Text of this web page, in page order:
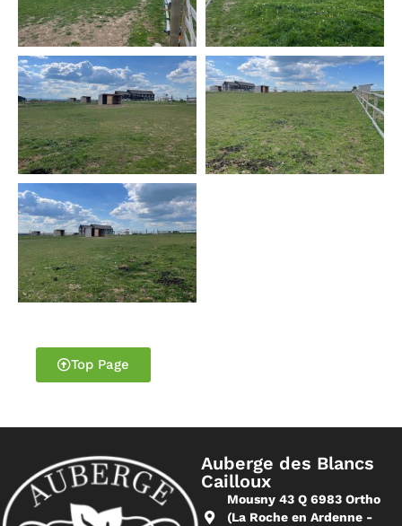
Top Page
Auberge des Blancs
Cailloux
Mousny 43 Q 6983 Ortho
(La Roche en Ardenne -